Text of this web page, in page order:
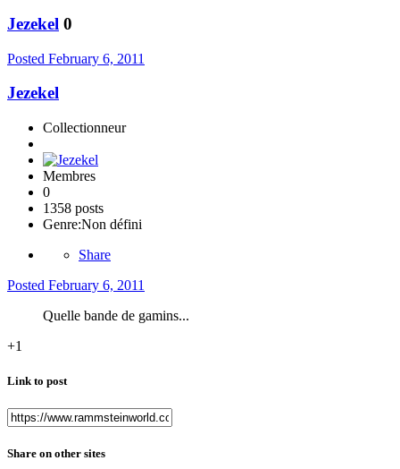
Jezekel 0
Posted February 6, 2011
Jezekel
Collectionneur
Membres
0
1358 posts
Genre:Non défini
Share
Posted February 6, 2011
Quelle bande de gamins...
+1
Link to post
Share on other sites